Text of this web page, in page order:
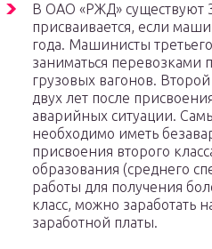
В ОАО «РЖД» существуют
присваивается, если
года. Машинисты
заниматься перевозками
грузовых вагонов.
двух лет после
аварийных ситуации.
необходимо иметь
присвоения второго
образования (среднего
работы для получения
класс, можно заработать
заработной платы.